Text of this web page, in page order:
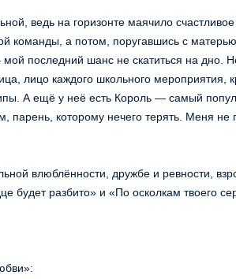
команды, а потом, поругавшись с
лицо каждого школьного мероприятия,
А ещё у неё есть Король — самый
которому нечего терять. Меня не
будет разбито» и «По осколкам твоего